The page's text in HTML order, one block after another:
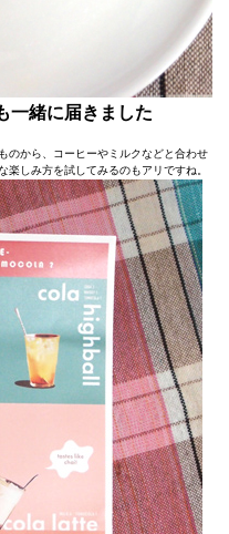
一緒に届きました
のから、コーヒーやミルクなどと合わせ
しみ方を試してみるのもアリですね。